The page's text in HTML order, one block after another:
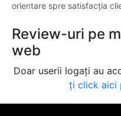
orientare spre satisfacția
Review-uri pe
web
Doar userii logați au
ți click aici